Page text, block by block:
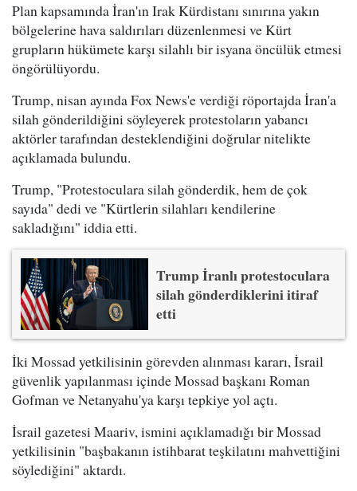
Plan kapsamında İran'ın Irak Kürdistanı sınırına yakın
bölgelerine hava saldırıları düzenlenmesi ve Kürt
grupların hükümete karşı silahlı bir isyana öncülük etmesi
öngörülüyordu.
Trump, nisan ayında Fox News'e verdiği röportajda İran'a
silah gönderildiğini söyleyerek protestoların yabancı
aktörler tarafından desteklendiğini doğrular nitelikte
açıklamada bulundu.
Trump, "Protestoculara silah gönderdik, hem de çok
sayıda" dedi ve "Kürtlerin silahları kendilerine
sakladığını" iddia etti.
Trump İranlı protestoculara
silah gönderdiklerini itiraf
etti
İki Mossad yetkilisinin görevden alınması kararı, İsrail
güvenlik yapılanması içinde Mossad başkanı Roman
Gofman ve Netanyahu'ya karşı tepkiye yol açtı.
İsrail gazetesi Maariv, ismini açıklamadığı bir Mossad
yetkilisinin "başbakanın istihbarat teşkilatını mahvettiğini
söylediğini" aktardı.